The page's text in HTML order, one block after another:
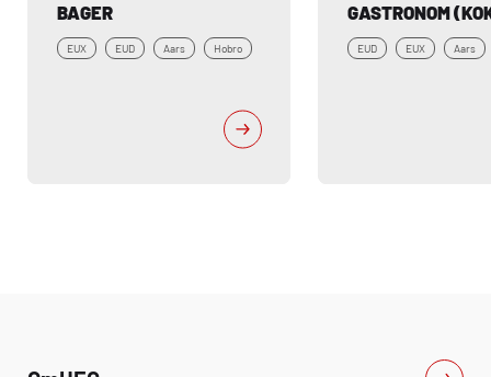
BAGER
EUX EUD Aars Hobro
GASTRONOM
EUD EUX Aars